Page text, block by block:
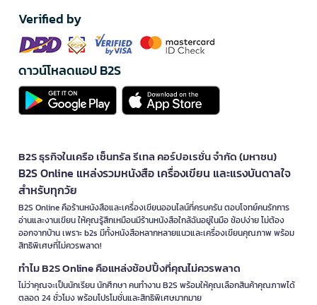
Verified by
ดาวน์โหลดแอป B2S
B2S ธุรกิจในเครือ เซ็นทรัล รีเทล คอร์ปอเรชั่น จำกัด (มหาชน)
B2S Online แหล่งรวมหนังสือ เครื่องเขียน และแรงบันดาลใจ
สำหรับทุกวัย
B2S Online คือร้านหนังสือและเครื่องเขียนออนไลน์ที่ครบครัน ตอบโจทย์คนรักการ
อ่านและงานเขียน ให้คุณรู้สึกเหมือนมีร้านหนังสือใกล้ฉันอยู่ในมือ ช้อปง่าย ไม่ต้อง
ออกจากบ้าน เพราะ b2s มีทั้งหนังสือหลากหลายแนวและเครื่องเขียนคุณภาพ พร้อม
สิทธิพิเศษที่ไม่ควรพลาด!
ทำไม B2S Online คือแหล่งช้อปปิ้งที่คุณไม่ควรพลาด
ไม่ว่าคุณจะเป็นนักเรียน นักศึกษา คนทำงาน B2S พร้อมให้คุณเลือกสินค้าคุณภาพได้
ตลอด 24 ชั่วโมง พร้อมโปรโมชั่นและสิทธิพิเศษมากมาย